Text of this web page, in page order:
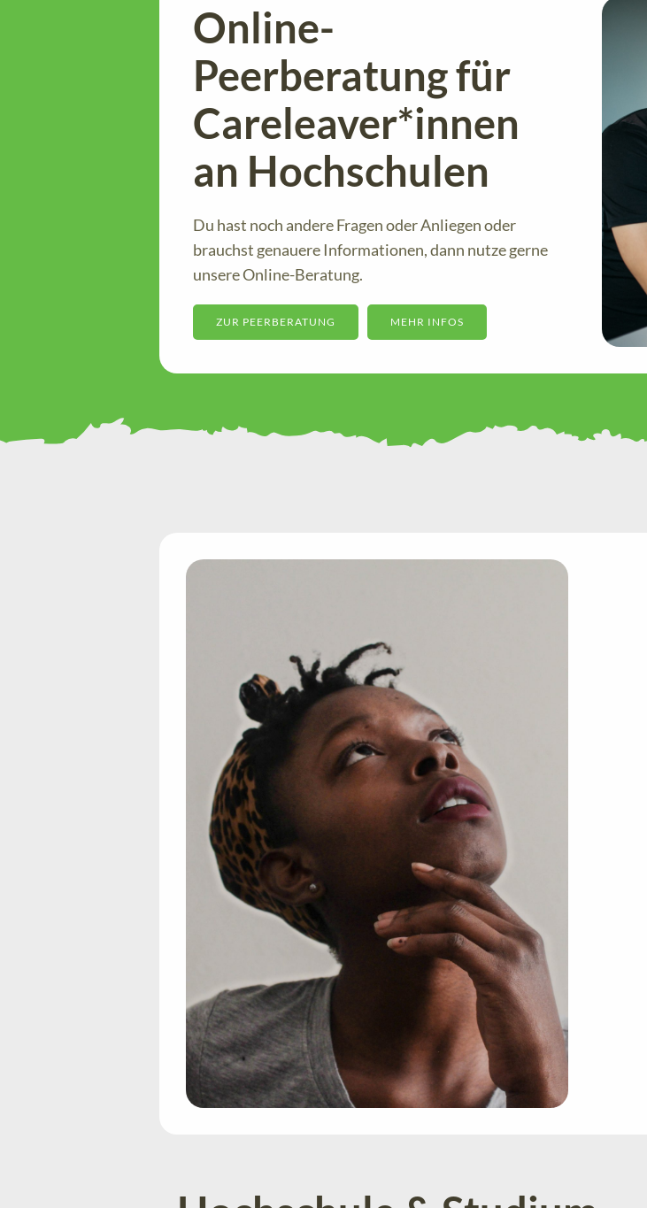
Online-
Peerberatung für
Careleaver*innen
an Hochschulen
Du hast noch andere Fragen oder Anliegen oder
brauchst genauere Informationen, dann nutze gerne
unsere Online-Beratung.
ZUR PEERBERATUNG MEHR INFOS